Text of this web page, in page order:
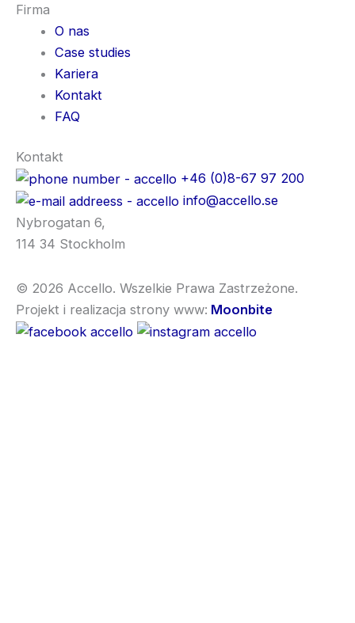
Firma
O nas
Case studies
Kariera
Kontakt
FAQ
Kontakt
+46 (0)8-67 97 200
info@accello.se
Nybrogatan 6,
114 34 Stockholm
© 2026 Accello. Wszelkie Prawa Zastrzeżone.
Projekt i realizacja strony www: Moonbite